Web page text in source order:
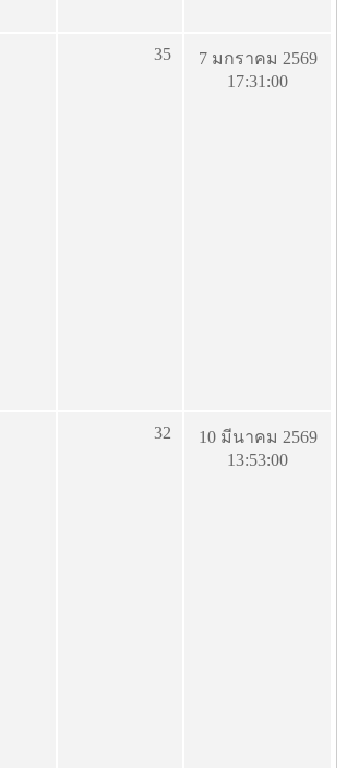
35
7 มกราคม 2569
17:31:00
32
10 มีนาคม 2569
13:53:00